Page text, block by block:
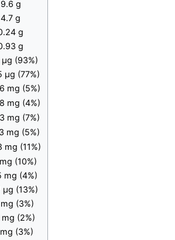
9.6 g
4.7 g
g
g
(93%)
μg (77%)
mg (5%)
mg (4%)
mg (7%)
mg (5%)
mg (11%)
(10%)
mg (4%)
μg (13%)
(3%)
(2%)
(3%)